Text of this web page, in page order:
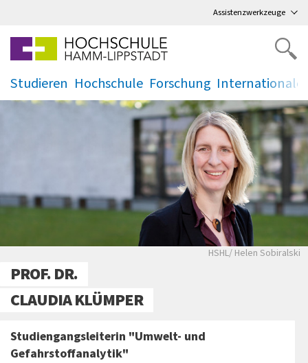
Assistenzwerkzeuge
Studieren
.
Hochschule
.
Forschung
. .
Portraitaufnahme
HSHL/ Helen Sobiralski
PROF. DR.
CLAUDIA KLÜMPER
Studiengangsleiterin "Umwelt- und
Gefahrstoffanalytik"